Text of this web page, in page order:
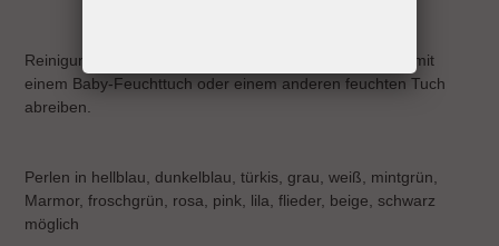
Reinigung: Sie können die Schnullerkette ganz einfach mit
einem Baby-Feuchttuch oder einem anderen feuchten Tuch
abreiben.
Perlen in hellblau, dunkelblau, türkis, grau, weiß, mintgrün,
Marmor, froschgrün, rosa, pink, lila, flieder, beige, schwarz
möglich